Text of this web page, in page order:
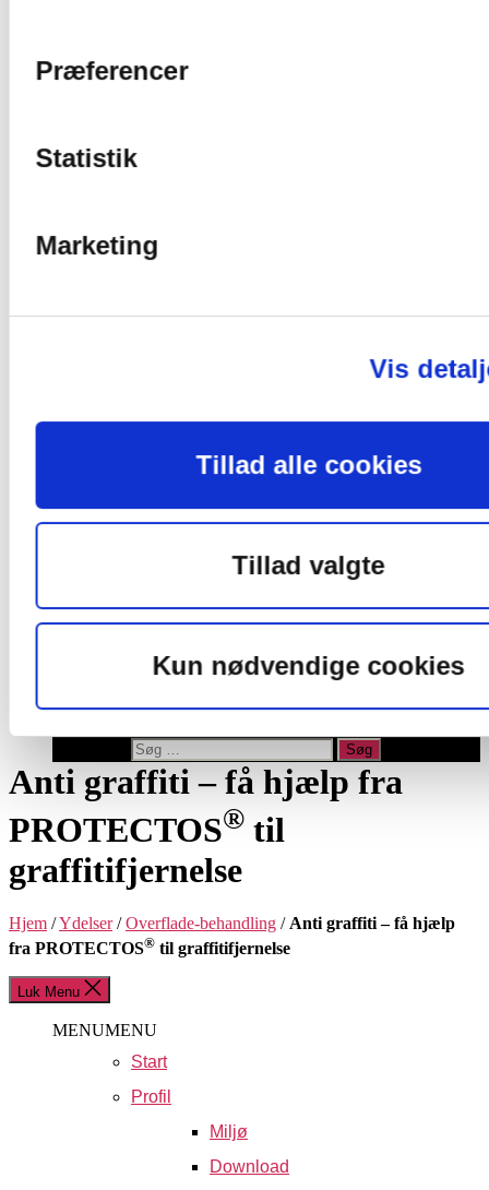
Præferencer
Statistik
Marketing
Vis
Tillad alle cookies
Tillad valgte
Kun nødvendige cookies
Boligselskaber
Kontakt
Vores Team
Cookies
Privatlivs- og persondatapolitik
Søg
efter:
Anti graffiti – få hjælp fra
PROTECTOS® til
graffitifjernelse
Hjem /Ydelser / Overflade-behandling / Anti graffiti – få hjælp
fra PROTECTOS® til graffitifjernelse
Luk Menu
MENUMENU
Start
Profil
Miljø
Download